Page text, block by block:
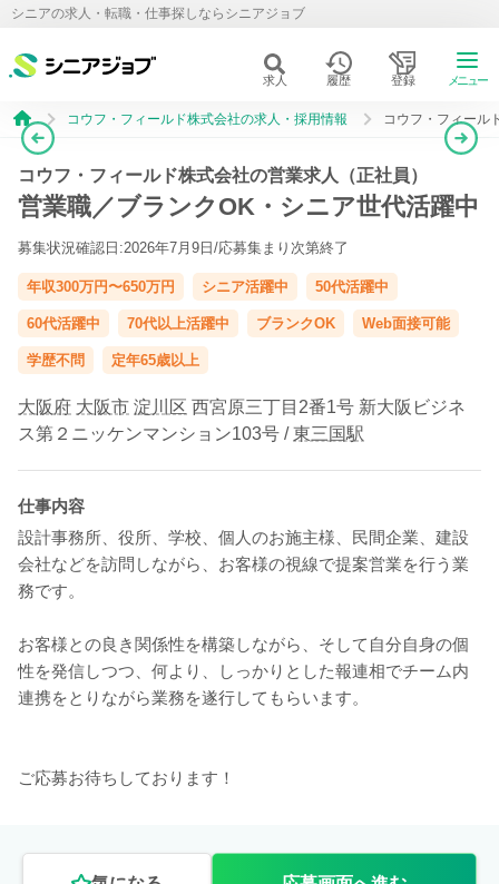
シニアの求人・転職・仕事探しならシニアジョブ
求人 履歴 登録 メニュー
コウフ・フィールド株式会社の求人・採用情報 コウフ・フィール
コウフ・フィールド株式会社の営業求人（正社員）
営業職／ブランクOK・シニア世代活躍中
募集状況確認日:2026年7月9日/応募集まり次第終了
年収300万円〜650万円 シニア活躍中 50代活躍中
60代活躍中 70代以上活躍中 ブランクOK Web面接可能
学歴不問 定年65歳以上
大阪府 大阪市 淀川区 西宮原三丁目2番1号 新大阪ビジネ
ス第２ニッケンマンション103号 /東三国駅
仕事内容
設計事務所、役所、学校、個人のお施主様、民間企業、建設
会社などを訪問しながら、お客様の視線で提案営業を行う業
務です。
お客様との良き関係性を構築しながら、そして自分自身の個
性を発信しつつ、何より、しっかりとした報連相でチーム内
連携をとりながら業務を遂行してもらいます。
ご応募お待ちしております！